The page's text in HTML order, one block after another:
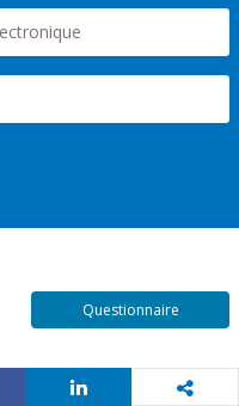
Questionnaire